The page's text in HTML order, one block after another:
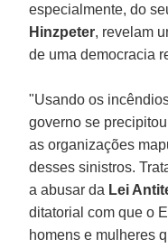
especialmente, do
Hinzpeter, revelam
de uma democracia
"Usando os
governo se
as organizações
desses sinistros.
a abusar da Lei
ditatorial com que o
homens e mulheres